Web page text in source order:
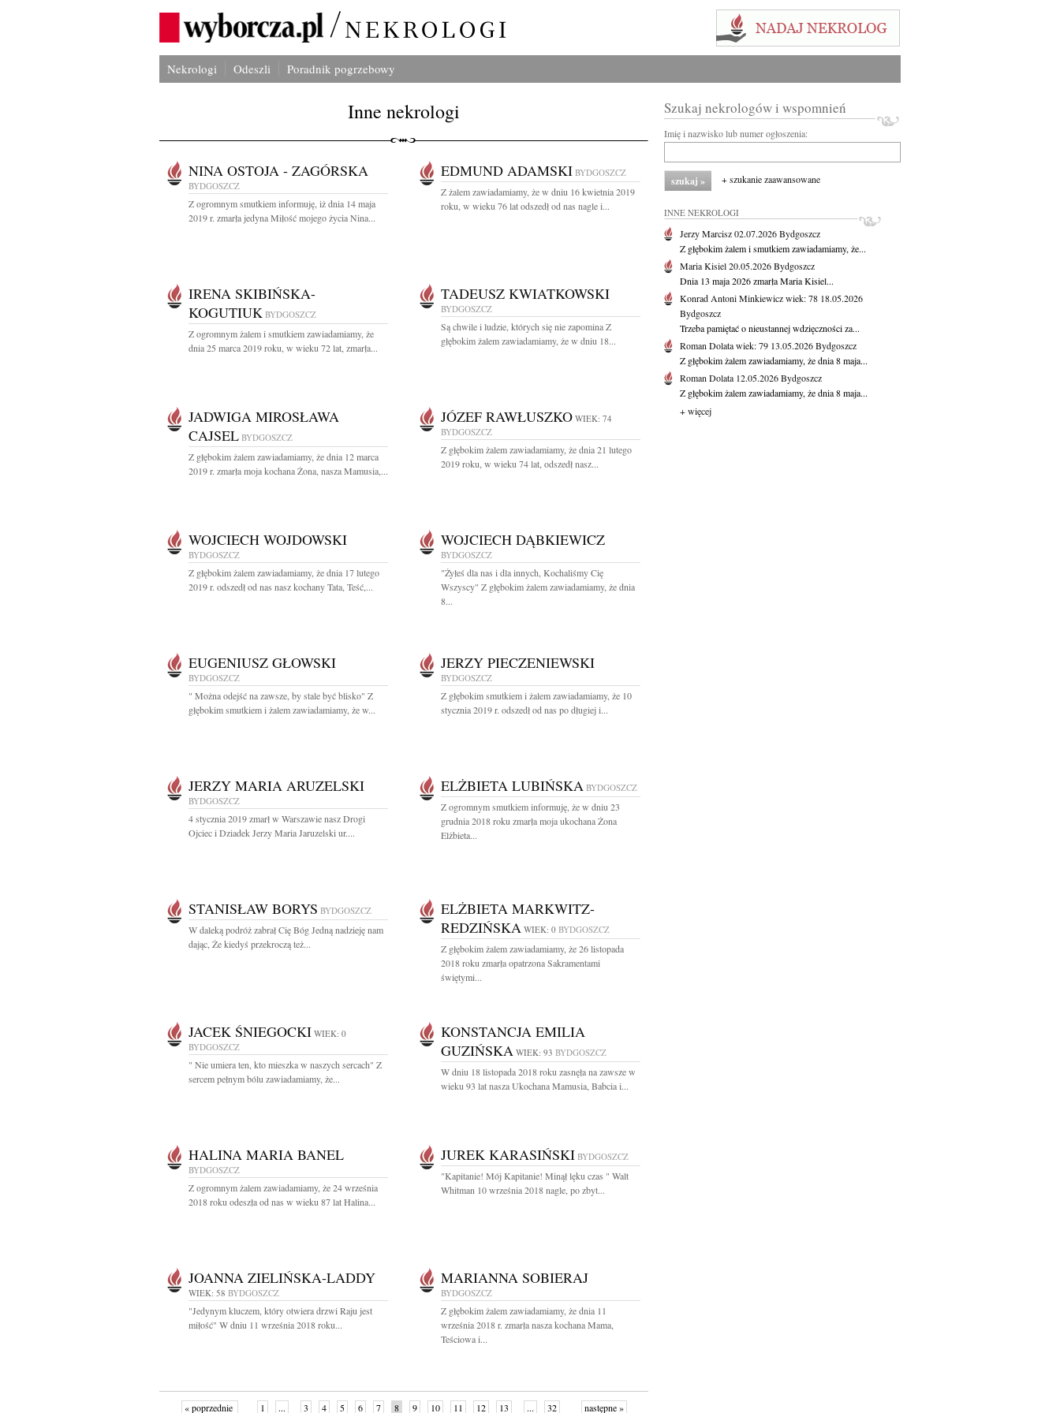
Nekrologi Odeszli Poradnik pogrzebowy
Inne nekrologi
NINA OSTOJA - ZAGÓRSKA
BYDGOSZCZ
Z ogromnym smutkiem informuję, iż dnia 14 maja
2019 r. zmarła jedyna Miłość mojego życia Nina...
EDMUND ADAMSKI BYDGOSZCZ
Z żalem zawiadamiamy, że w dniu 16 kwietnia 2019
roku, w wieku 76 lat odszedł od nas nagle i...
IRENA SKIBIŃSKA-
KOGUTIUK BYDGOSZCZ
Z ogromnym żalem i smutkiem zawiadamiamy, że
dnia 25 marca 2019 roku, w wieku 72 lat, zmarła...
TADEUSZ KWIATKOWSKI
BYDGOSZCZ
Są chwile i ludzie, których się nie zapomina Z
głębokim żalem zawiadamiamy, że w dniu 18...
JADWIGA MIROSŁAWA
CAJSEL BYDGOSZCZ
Z głębokim żalem zawiadamiamy, że dnia 12 marca
2019 r. zmarła moja kochana Żona, nasza Mamusia,...
JÓZEF RAWŁUSZKO WIEK: 74
BYDGOSZCZ
Z głębokim żalem zawiadamiamy, że dnia 21 lutego
2019 roku, w wieku 74 lat, odszedł nasz...
WOJCIECH WOJDOWSKI
BYDGOSZCZ
Z głębokim żalem zawiadamiamy, że dnia 17 lutego
2019 r. odszedł od nas nasz kochany Tata, Teść,...
WOJCIECH DĄBKIEWICZ
BYDGOSZCZ
"Żyłeś dla nas i dla innych, Kochaliśmy Cię
Wszyscy" Z głębokim żalem zawiadamiamy, że dnia
8...
EUGENIUSZ GŁOWSKI
BYDGOSZCZ
" Można odejść na zawsze, by stale być blisko" Z
głębokim smutkiem i żalem zawiadamiamy, że w...
JERZY PIECZENIEWSKI
BYDGOSZCZ
Z głębokim smutkiem i żalem zawiadamiamy, że 10
stycznia 2019 r. odszedł od nas po długiej i...
JERZY MARIA ARUZELSKI
BYDGOSZCZ
4 stycznia 2019 zmarł w Warszawie nasz Drogi
Ojciec i Dziadek Jerzy Maria Jaruzelski ur....
ELŻBIETA LUBIŃSKA BYDGOSZCZ
Z ogromnym smutkiem informuję, że w dniu 23
grudnia 2018 roku zmarła moja ukochana Żona
Elżbieta...
STANISŁAW BORYS BYDGOSZCZ
W daleką podróż zabrał Cię Bóg Jedną nadzieję nam
dając, Że kiedyś przekroczą też...
ELŻBIETA MARKWITZ-
REDZIŃSKA WIEK: 0 BYDGOSZCZ
Z głębokim żalem zawiadamiamy, że 26 listopada
2018 roku zmarła opatrzona Sakramentami
świętymi...
JACEK ŚNIEGOCKI WIEK: 0
BYDGOSZCZ
" Nie umiera ten, kto mieszka w naszych sercach" Z
sercem pełnym bólu zawiadamiamy, że...
KONSTANCJA EMILIA
GUZIŃSKA WIEK: 93 BYDGOSZCZ
W dniu 18 listopada 2018 roku zasnęła na zawsze w
wieku 93 lat nasza Ukochana Mamusia, Babcia i...
HALINA MARIA BANEL
BYDGOSZCZ
Z ogromnym żalem zawiadamiamy, że 24 września
2018 roku odeszła od nas w wieku 87 lat Halina...
JUREK KARASIŃSKI BYDGOSZCZ
"Kapitanie! Mój Kapitanie! Minął lęku czas " Walt
Whitman 10 września 2018 nagle, po zbyt...
JOANNA ZIELIŃSKA-LADDY
WIEK: 58 BYDGOSZCZ
"Jedynym kluczem, który otwiera drzwi Raju jest
miłość" W dniu 11 września 2018 roku...
MARIANNA SOBIERAJ
BYDGOSZCZ
Z głębokim żalem zawiadamiamy, że dnia 11
września 2018 r. zmarła nasza kochana Mama,
Teściowa i...
« poprzednie 1 ... 3 4 5 6 7 8 9 10 11 12 13 ... 32 następne »
Szukaj nekrologów i wspomnień
Imię i nazwisko lub numer ogłoszenia:
+ szukanie zaawansowane
INNE NEKROLOGI
Jerzy Marcisz02.07.2026Bydgoszcz
Z głębokim żalem i smutkiem zawiadamiamy, że...
Maria Kisiel20.05.2026Bydgoszcz
Dnia 13 maja 2026 zmarła Maria Kisiel...
Konrad Antoni Minkiewiczwiek: 78 18.05.2026
Bydgoszcz
Trzeba pamiętać o nieustannej wdzięczności za...
Roman Dolatawiek: 79 13.05.2026Bydgoszcz
Z głębokim żalem zawiadamiamy, że dnia 8 maja...
Roman Dolata 12.05.2026Bydgoszcz
Z głębokim żalem zawiadamiamy, że dnia 8 maja...
+ więcej